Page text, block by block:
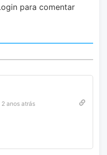
para comentar
2 anos atrás